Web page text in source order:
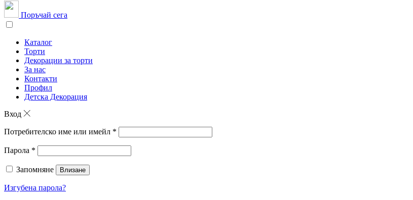
Поръчай сега
Каталог
Торти
Декорации за торти
За нас
Контакти
Профил
Детска Декорация
Вход
Потребителско име или имейл *
Парола *
Запомняне Влизане
Изгубена парола?